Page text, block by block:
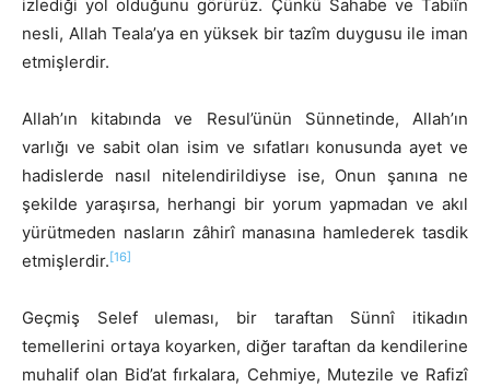
izlediği yol olduğunu görürüz. Çünkü Sahabe ve Tabiîn
nesli, Allah Teala’ya en yüksek bir tazîm duygusu ile iman
etmişlerdir.
Allah’ın kitabında ve Resul’ünün Sünnetinde, Allah’ın
varlığı ve sabit olan isim ve sıfatları konusunda ayet ve
hadislerde nasıl nitelendirildiyse ise, Onun şanına ne
şekilde yaraşırsa, herhangi bir yorum yapmadan ve akıl
yürütmeden nasların zâhirî manasına hamlederek tasdik
etmişlerdir.[16]
Geçmiş Selef uleması, bir taraftan Sünnî itikadın
temellerini ortaya koyarken, diğer taraftan da kendilerine
muhalif olan Bid’at fırkalara, Cehmiye, Mutezile ve Rafizî